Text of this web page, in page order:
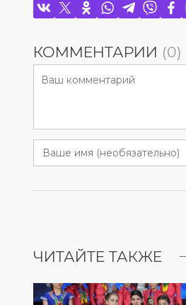
КОММЕНТАРИИ (0)
ЧИТАЙТЕ ТАКЖЕ